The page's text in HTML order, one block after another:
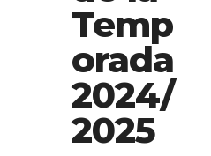
Temp
orada
2024/
2025